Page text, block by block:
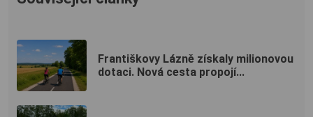
Františkovy Lázně získaly milionovou
dotaci. Nová cesta propojí...